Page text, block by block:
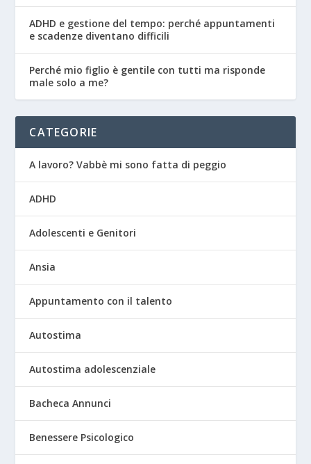
ADHD e gestione del tempo: perché appuntamenti
e scadenze diventano difficili
Perché mio figlio è gentile con tutti ma risponde
male solo a me?
CATEGORIE
A lavoro? Vabbè mi sono fatta di peggio
ADHD
Adolescenti e Genitori
Ansia
Appuntamento con il talento
Autostima
Autostima adolescenziale
Bacheca Annunci
Benessere Psicologico